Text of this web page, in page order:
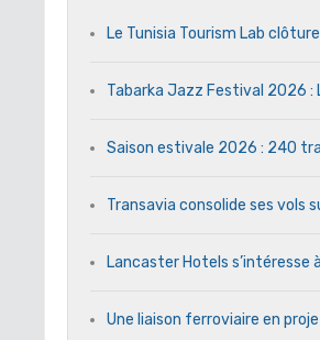
Le Tunisia Tourism Lab
Tabarka Jazz Festival 2026 :
Saison estivale 2026 : 240
Transavia consolide ses vols
Lancaster Hotels s’intéresse
Une liaison ferroviaire en